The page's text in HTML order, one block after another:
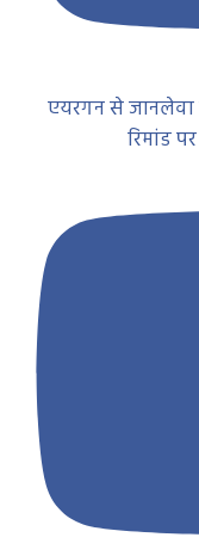
एयरगन से जानलेवा
रिमांड